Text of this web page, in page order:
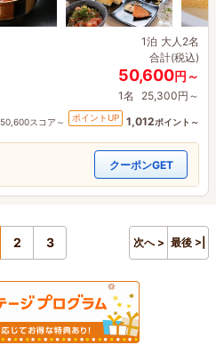
1泊 大人2名
合計(税込)
50,600円～
1名 25,300円～
50,600スコア～ ポイントUP 1,012ポイント～
クーポンGET
2 3 次へ > 最後 >|